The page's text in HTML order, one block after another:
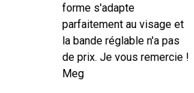
forme s'adapte
parfaitement au visage et
la bande réglable n'a pas
de prix. Je vous remercie !
Meg